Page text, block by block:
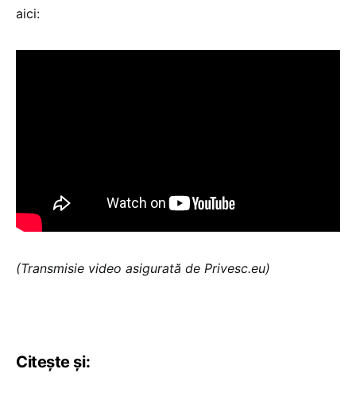
aici:
(Transmisie video asigurată de Privesc.eu)
Citește și: